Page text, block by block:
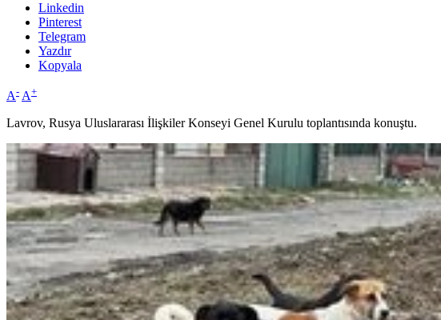
Linkedin
Pinterest
Telegram
Yazdır
Kopyala
A- A+
Lavrov, Rusya Uluslararası İlişkiler Konseyi Genel Kurulu toplantısında konuştu.